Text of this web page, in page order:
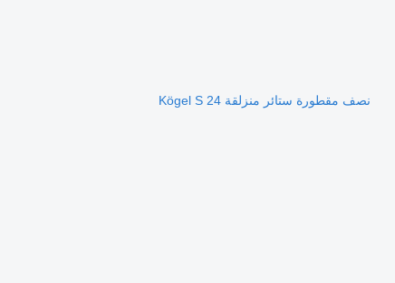
نصف مقطورة ستائر منزلقة Kögel S 24